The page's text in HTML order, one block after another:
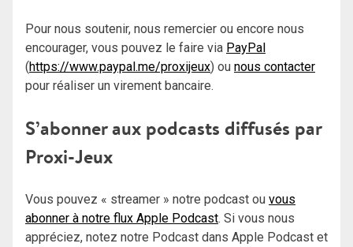
Pour nous soutenir, nous remercier ou encore nous
encourager, vous pouvez le faire via PayPal
(https://www.paypal.me/proxijeux) ou nous contacter
pour réaliser un virement bancaire.
S’abonner aux podcasts diffusés par
Proxi-Jeux
Vous pouvez « streamer » notre podcast ou vous
abonner à notre flux Apple Podcast. Si vous nous
appréciez, notez notre Podcast dans Apple Podcast et